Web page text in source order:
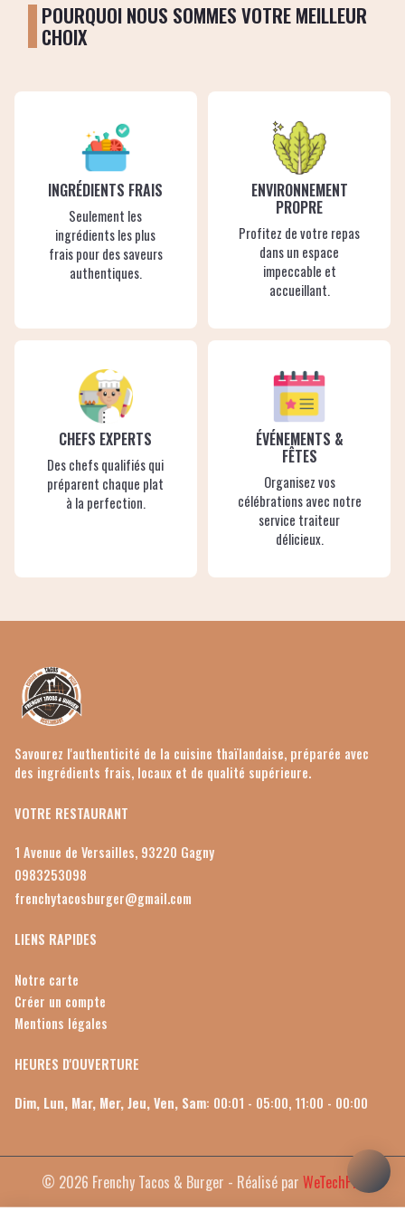
POURQUOI NOUS SOMMES VOTRE MEILLEUR
CHOIX
INGRÉDIENTS FRAIS
Seulement les
ingrédients les plus
frais pour des saveurs
authentiques.
ENVIRONNEMENT
PROPRE
Profitez de votre repas
dans un espace
impeccable et
accueillant.
CHEFS EXPERTS
Des chefs qualifiés qui
préparent chaque plat
à la perfection.
ÉVÉNEMENTS &
FÊTES
Organisez vos
célébrations avec notre
service traiteur
délicieux.
Savourez l'authenticité de la cuisine thaïlandaise, préparée avec
des ingrédients frais, locaux et de qualité supérieure.
VOTRE RESTAURANT
1 Avenue de Versailles, 93220 Gagny
0983253098
frenchytacosburger@gmail.com
LIENS RAPIDES
Notre carte
Créer un compte
Mentions légales
HEURES D'OUVERTURE
Dim, Lun, Mar, Mer, Jeu, Ven, Sam: 00:01 - 05:00, 11:00 - 00:00
© 2026 Frenchy Tacos & Burger - Réalisé par WeTechPro